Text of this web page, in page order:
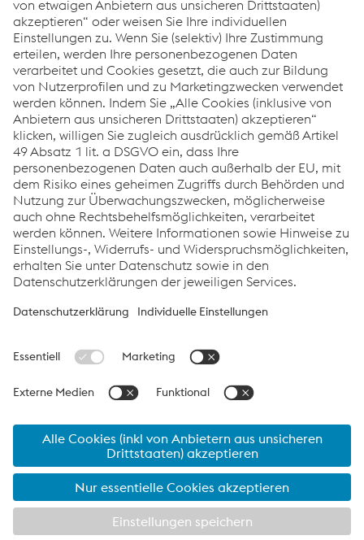
Hauptversammlung 2008
Hauptversammlung 2007
Hauptversammlung 2006
Hauptversammlung 2005
Hauptversammlung 2004
Hauptversammlung 2003
Links
Standorte
Produkte
Kontakt
Information für Suppliers
Datenschutz
Sprache
voestalpine Aktie - Letzter Kurs:46.14€ (-0.98€-2.08
07.08.2026 17:35:13MEZ Wiener Börse
IR News / Insiderinformation